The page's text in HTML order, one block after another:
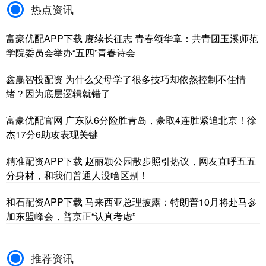
热点资讯
富豪优配APP下载 赓续长征志 青春颂华章：共青团玉溪师范
学院委员会举办“五四”青春诗会
鑫赢智投配资 为什么父母学了很多技巧却依然控制不住情
绪？因为底层逻辑就错了
富豪优配官网 广东队6分险胜青岛，豪取4连胜紧追北京！徐
杰17分6助攻表现关键
精准配资APP下载 赵丽颖公园散步照引热议，网友直呼五五
分身材，和我们普通人没啥区别！
和石配资APP下载 马来西亚总理披露：特朗普10月将赴马参
加东盟峰会，普京正“认真考虑”
推荐资讯